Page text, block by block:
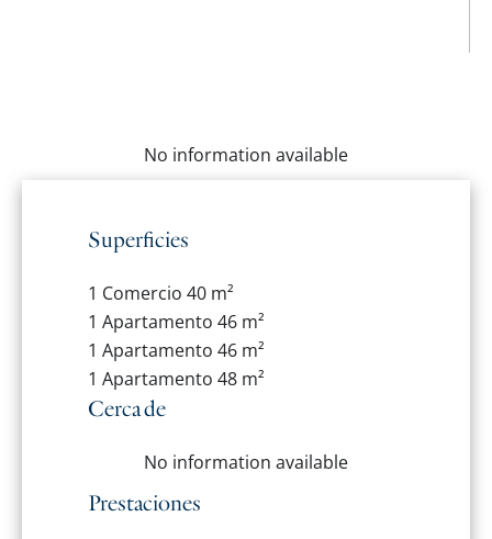
No information available
Superficies
1 Comercio 40 m²
1 Apartamento 46 m²
1 Apartamento 46 m²
1 Apartamento 48 m²
Cerca de
No information available
Prestaciones